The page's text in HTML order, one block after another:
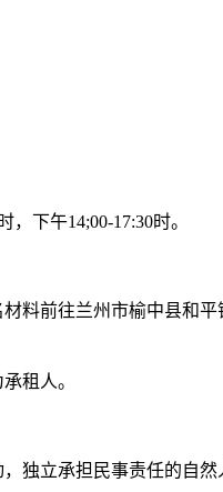
下午14;00-17:30时。
料前往兰州市榆中县和
租人。
独立承担民事责任的自然